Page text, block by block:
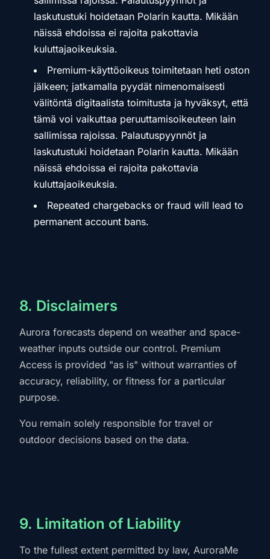
laskutustuki hoidetaan Polarin kautta. Mikään
näissä ehdoissa ei rajoita pakottavia
kuluttajaoikeuksia.
Premium-käyttöoikeus toimitetaan heti oston
jälkeen; jatkamalla pyydät nimenomaisesti
välitöntä digitaalista toimitusta ja hyväksyt, että
tämä voi vaikuttaa peruuttamisoikeuteen lain
sallimissa rajoissa. Palautuspyynnöt ja
laskutustuki hoidetaan Polarin kautta. Mikään
näissä ehdoissa ei rajoita pakottavia
kuluttajaoikeuksia.
Repeated chargebacks or fraud will lead to
permanent account bans.
8. Disclaimers
Aurora forecasts depend on weather and space-
weather inputs outside our control. Premium
Access is provided "as is" without warranties of
accuracy, reliability, or fitness for a particular
purpose.
You remain solely responsible for travel or
outdoor decisions based on the data.
9. Limitation of Liability
To the fullest extent permitted by law, AuroraMe